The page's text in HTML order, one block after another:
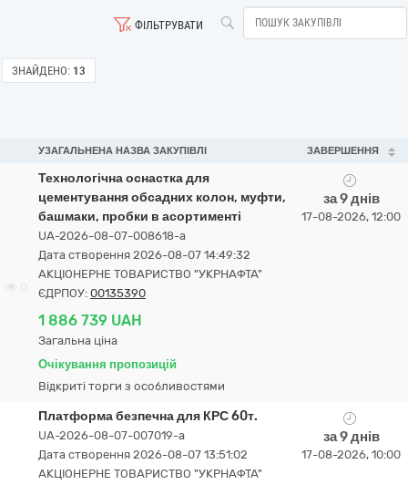
ФІЛЬТРУВАТИ
ЗНАЙДЕНО: 13
УЗАГАЛЬНЕНА НАЗВА ЗАКУПІВЛІ ЗАВЕРШЕННЯ
Технологічна оснастка для
цементування обсадних колон, муфти,
башмаки, пробки в асортименті
UA-2026-08-07-008618-a
Дата створення 2026-08-07 14:49:32
АКЦІОНЕРНЕ ТОВАРИСТВО "УКPНAФТА"
ЄДРПОУ: 00135390
1 886 739 UAH
Загальна ціна
Очікування пропозицій
Відкриті торги з особливостями
за 9 днів
17-08-2026, 12:00
Платформа безпечна для КРС 60т.
UA-2026-08-07-007019-a
Дата створення 2026-08-07 13:51:02
АКЦІОНЕРНЕ ТОВАРИСТВО "УКPНAФТА"
за 9 днів
17-08-2026, 10:00